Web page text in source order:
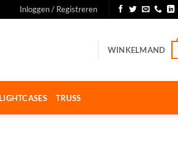
Inloggen / Registreren
WINKELMAND
TRUSS